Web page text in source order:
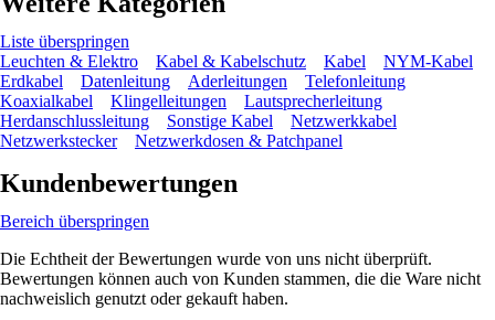
Liste überspringen
Leuchten & Elektro
Kabel & Kabelschutz Kabel
NYM-Kabel
Erdkabel
Datenleitung Aderleitungen
Telefonleitung
Koaxialkabel
Klingelleitungen
Lautsprecherleitung
Herdanschlussleitung
Sonstige Kabel
Netzwerkkabel
Netzwerkstecker
Netzwerkdosen & Patchpanel
Kundenbewertungen
Bereich überspringen
Die Echtheit der Bewertungen wurde von uns nicht überprüft.
Bewertungen können auch von Kunden stammen, die die Ware nicht
nachweislich genutzt oder gekauft haben.